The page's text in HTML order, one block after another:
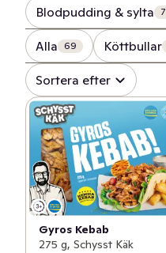
Blodpudding & sylta 7
Alla 69 Köttbullar
Sortera efter
Gyros Kebab
275 g, Schysst Käk